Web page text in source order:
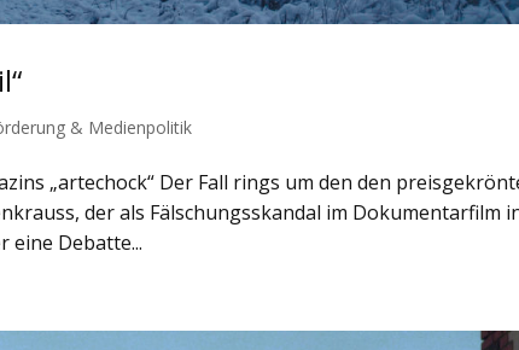
& Medienpolitik
„artechock“ Der Fall rings um den den
der als Fälschungsskandal im Dokumentarfilm
eine Debatte...